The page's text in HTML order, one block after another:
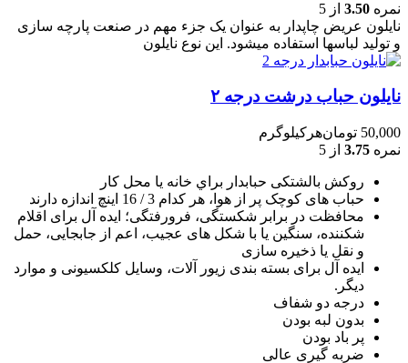
نمره 3.50 از 5
نایلون عریض چاپدار به عنوان یک جزء مهم در صنعت پارچه سازی
و تولید لباسها استفاده میشود. این نوع نایلون
نایلون حباب درشت درجه ۲
50,000 تومانهرکیلوگرم
نمره 3.75 از 5
روکش بالشتکی حبابدار براي خانه يا محل کار
حباب های کوچک پر از هوا، هر کدام 3 / 16 اينچ اندازه دارند
محافظت در برابر شکستگی، فرورفتگی؛ ايده آل برای اقلام
شکننده، سنگين يا با شکل های عجيب، اعم از جابجايی، حمل
و نقل يا ذخيره سازی
ایده آل برای بسته بندی زیور آلات، وسایل کلکسیونی و موارد
دیگر.
درجه دو شفاف
بدون لبه بودن
پر باد بودن
ضربه گیری عالی